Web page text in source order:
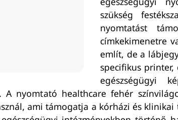
szükség
nyomtatást
címkekimenetre
említ, de a
specifikus printer,
egészségügyi
A nyomtató healthcare fehér
ami támogatja a kórházi és